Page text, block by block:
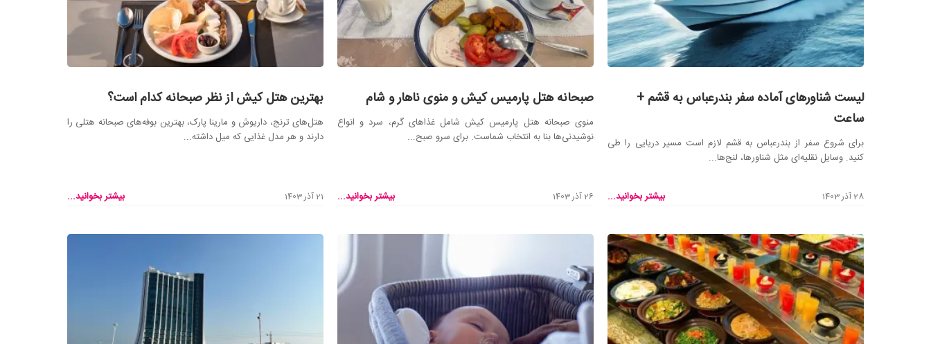
لیست شناورهای آماده سفر بندرعباس به قشم +
ساعت
برای شروع سفر از بندرعباس به قشم لازم است مسیر دریایی را طی
کنید. وسایل نقلیه‌ای مثل شناورها، لنج‌ها...
28 آذر 1403 بیشتر بخوانید...
صبحانه هتل پارمیس کیش و منوی ناهار و شام
منوی صبحانه هتل پارمیس کیش شامل غذاهای گرم، سرد و انواع
نوشیدنی‌ها بنا به انتخاب شماست. برای سرو صبح...
26 آذر 1403 بیشتر بخوانید...
بهترین هتل‌ کیش از نظر صبحانه کدام است؟
هتل‌های ترنج، داریوش و مارینا پارک، بهترین بوفه‌های صبحانه هتلی را
دارند و هر مدل غذایی که میل داشته...
21 آذر 1403 بیشتر بخوانید...